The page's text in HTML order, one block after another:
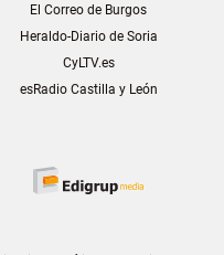
El Correo de Burgos
Heraldo-Diario de Soria
CyLTV.es
esRadio Castilla y León